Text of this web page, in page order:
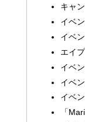
キャ
イベ
イベ
エイ
イベ
イベ
イベ
「